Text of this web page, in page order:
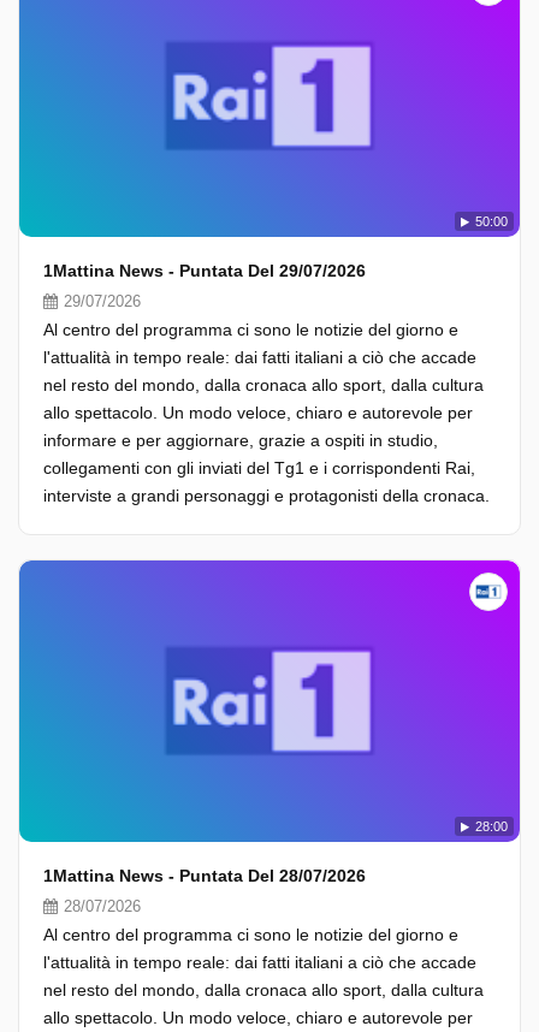
50:00
1Mattina News - Puntata Del 29/07/2026
29/07/2026
Al centro del programma ci sono le notizie del giorno e
l'attualità in tempo reale: dai fatti italiani a ciò che accade
nel resto del mondo, dalla cronaca allo sport, dalla cultura
allo spettacolo. Un modo veloce, chiaro e autorevole per
informare e per aggiornare, grazie a ospiti in studio,
collegamenti con gli inviati del Tg1 e i corrispondenti Rai,
interviste a grandi personaggi e protagonisti della cronaca.
28:00
1Mattina News - Puntata Del 28/07/2026
28/07/2026
Al centro del programma ci sono le notizie del giorno e
l'attualità in tempo reale: dai fatti italiani a ciò che accade
nel resto del mondo, dalla cronaca allo sport, dalla cultura
allo spettacolo. Un modo veloce, chiaro e autorevole per